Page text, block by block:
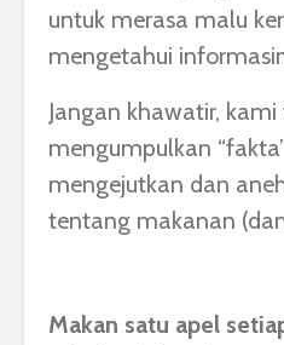
untuk merasa malu
mengetahui
Jangan khawatir,
mengumpulkan
mengejutkan dan
tentang makanan
Makan satu apel